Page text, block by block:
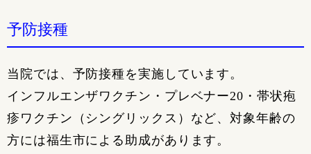
予防接種
当院では、予防接種を実施しています。
インフルエンザワクチン・プレベナー20・帯状疱
疹ワクチン（シングリックス）など、対象年齢の
方には福生市による助成があります。